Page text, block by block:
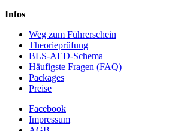
Infos
Weg zum Führerschein
Theorieprüfung
BLS-AED-Schema
Häufigste Fragen (FAQ)
Packages
Preise
Facebook
Impressum